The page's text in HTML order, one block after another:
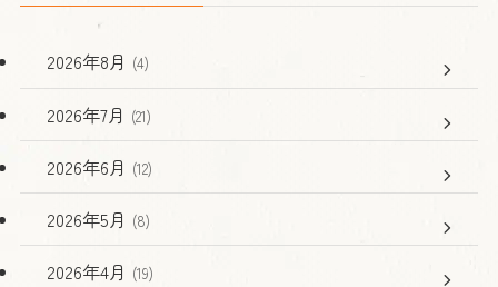
2026年8月 (4)
2026年7月 (21)
2026年6月 (12)
2026年5月 (8)
2026年4月 (19)